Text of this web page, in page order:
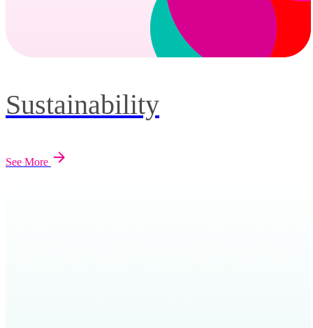
Sustainability
See More